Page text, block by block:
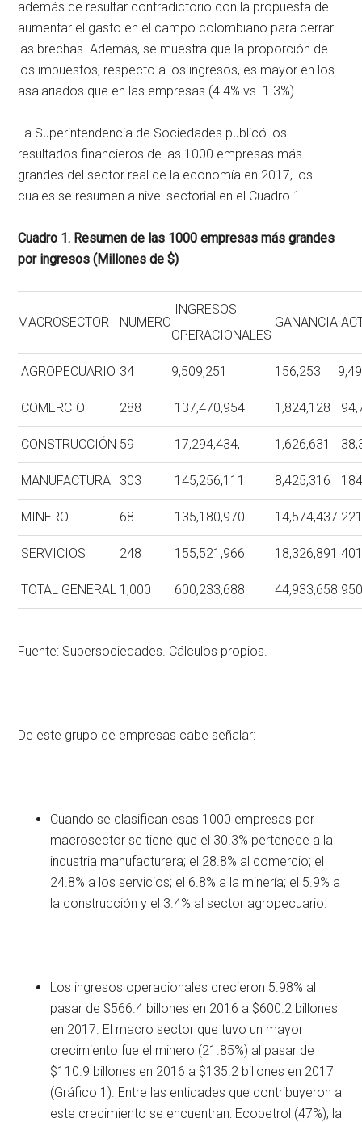
además de resultar contradictorio con la propuesta de
aumentar el gasto en el campo colombiano para cerrar
las brechas. Además, se muestra que la proporción de
los impuestos, respecto a los ingresos, es mayor en los
asalariados que en las empresas (4.4% vs. 1.3%).
La Superintendencia de Sociedades publicó los
resultados financieros de las 1000 empresas más
grandes del sector real de la economía en 2017, los
cuales se resumen a nivel sectorial en el Cuadro 1.
Cuadro 1. Resumen de las 1000 empresas más grandes
por ingresos (Millones de $)
MACROSECTOR NUMERO
INGRESOS
OPERACIONALES
GANANCIA
AGROPECUARIO 34 9,509,251 156,253
COMERCIO 288 137,470,954 1,824,128
CONSTRUCCIÓN 59 17,294,434, 1,626,631
MANUFACTURA 303 145,256,111 8,425,316
MINERO 68 135,180,970 14,574,437
SERVICIOS 248 155,521,966 18,326,891
TOTAL GENERAL 1,000 600,233,688 44,933,658
Fuente: Supersociedades. Cálculos propios.
De este grupo de empresas cabe señalar:
Cuando se clasifican esas 1000 empresas por
macrosector se tiene que el 30.3% pertenece a la
industria manufacturera; el 28.8% al comercio; el
24.8% a los servicios; el 6.8% a la minería; el 5.9% a
la construcción y el 3.4% al sector agropecuario.
Los ingresos operacionales crecieron 5.98% al
pasar de $566.4 billones en 2016 a $600.2 billones
en 2017. El macro sector que tuvo un mayor
crecimiento fue el minero (21.85%) al pasar de
$110.9 billones en 2016 a $135.2 billones en 2017
(Gráfico 1). Entre las entidades que contribuyeron a
este crecimiento se encuentran: Ecopetrol (47%); la